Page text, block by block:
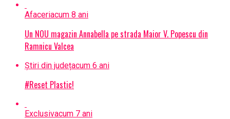
Afaceriacum 8 ani
Un NOU magazin Annabella pe strada Maior V. Popescu din
Ramnicu Valcea
Știri din județacum 6 ani
#Reset Plastic!
Exclusivacum 7 ani